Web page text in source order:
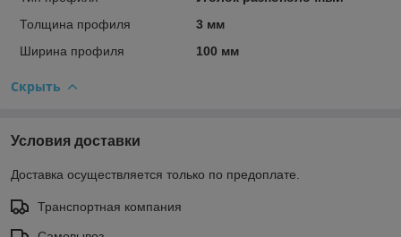
Толщина профиля
3 мм
Ширина профиля
100 мм
Скрыть
Условия доставки
Доставка осуществляется только по предоплате.
Транспортная компания